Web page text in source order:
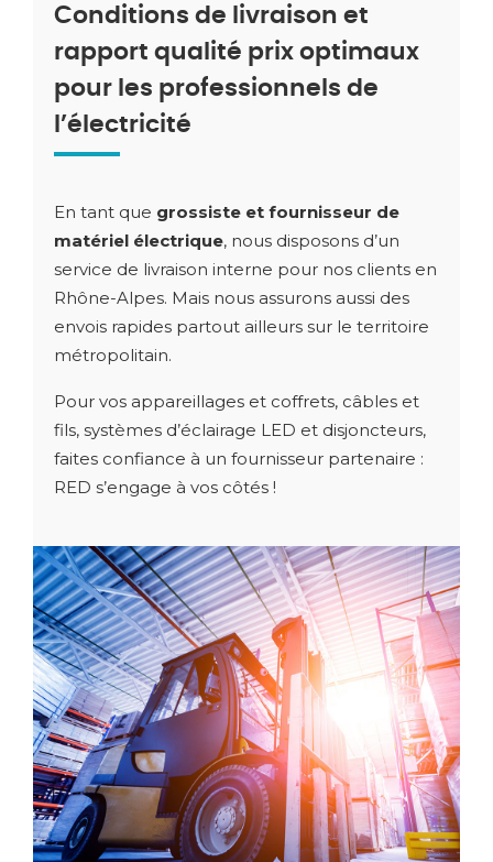
Conditions de livraison et
rapport qualité prix optimaux
pour les professionnels de
l’électricité
En tant que grossiste et fournisseur de
matériel électrique, nous disposons d’un
service de livraison interne pour nos clients en
Rhône-Alpes. Mais nous assurons aussi des
envois rapides partout ailleurs sur le territoire
métropolitain.
Pour vos appareillages et coffrets, câbles et
fils, systèmes d’éclairage LED et disjoncteurs,
faites confiance à un fournisseur partenaire :
RED s’engage à vos côtés !